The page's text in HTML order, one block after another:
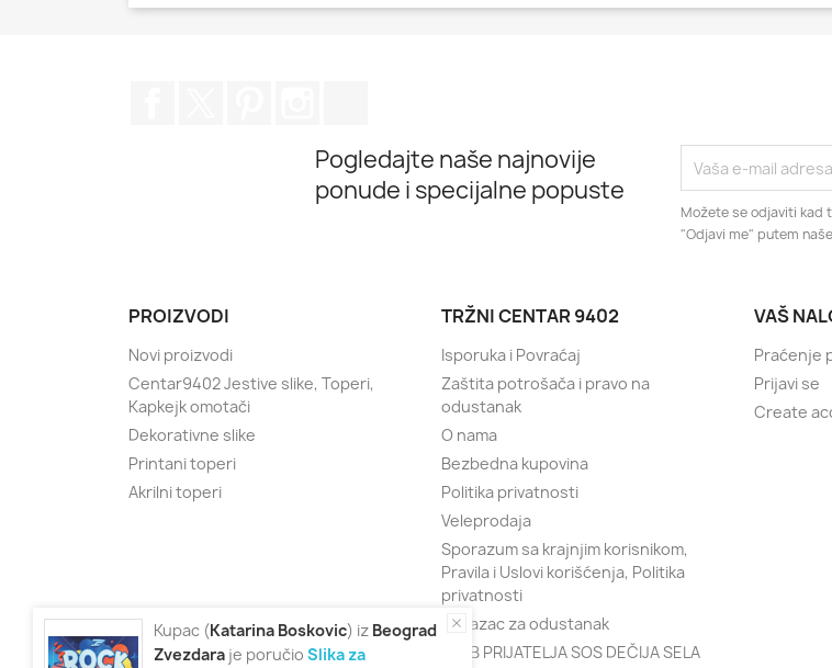
Pogledajte naše najnovije
ponude i specijalne popuste
Možete se odjaviti kad
"Odjavi me" putem
PROIZVODI
Novi proizvodi
Centar9402 Jestive slike, Toperi,
Kapkejk omotači
Dekorativne slike
Printani toperi
Akrilni toperi
TRŽNI CENTAR 9402
Isporuka i Povraćaj
Zaštita potrošača i pravo na
odustanak
O nama
Bezbedna kupovina
Politika privatnosti
Veleprodaja
Sporazum sa krajnjim korisnikom,
Pravila i Uslovi korišćenja, Politika
privatnosti
Obrazac za odustanak
KLUB PRIJATELJA SOS DEČIJA SELA
VAŠ
Praćenje
Prijavi se
Create
Kupac (Katarina Boskovic) iz Beograd
Zvezdara je poručio Slika za